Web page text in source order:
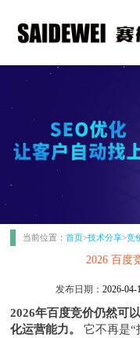
当前位置：首页>技术分享>竞
2026 百度
发布日期：2026-04-
2026年百度竞价仍然可
化运营能力。
它不再是“